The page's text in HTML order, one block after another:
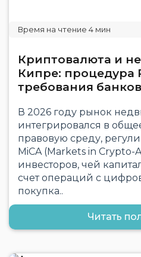
Криптовалюта и
Кипре: процедура
требования банков
В 2026 году рынок
интегрировался в
правовую среду,
MiCA (Markets in Crypto-
инвесторов, чей
счет операций с
покупка..
Читать